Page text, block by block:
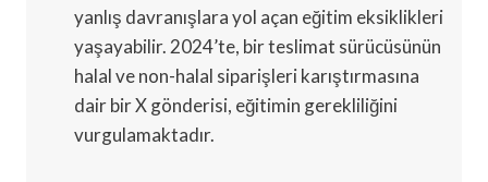
yanlış davranışlara yol açan eğitim eksiklikleri
yaşayabilir. 2024’te, bir teslimat sürücüsünün
halal ve non-halal siparişleri karıştırmasına
dair bir X gönderisi, eğitimin gerekliliğini
vurgulamaktadır.